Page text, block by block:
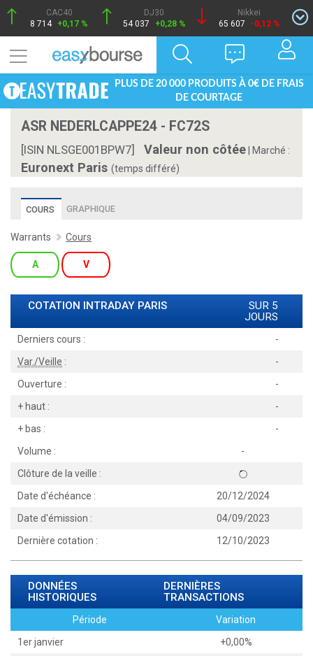
CAC40
8 714 +0,17 %
DJ30
54 037
+0,28 %
Nikkei
65 607
-0,12 %
PLUS DE 20 000 PRODUITS À 0€ DE FRAIS
DE COURTAGE
ASR NEDERLCAPPE24 - FC72S
[ISIN NLSGE001BPW7] Valeur non côtée Marché :
Euronext Paris (temps différé)
COURS GRAPHIQUE
Warrants Cours
A V
COTATION INTRADAY PARIS
SUR 5
JOURS
Derniers cours :
-
Var./Veille :
-
Ouverture :
-
+ haut :
-
+ bas :
-
Volume :
-
Clôture de la veille :
Date d'échéance :
20/12/2024
Date d'émission :
04/09/2023
Dernière cotation :
12/10/2023
DONNÉES
HISTORIQUES
DERNIÈRES
TRANSACTIONS
Période
Variation
1er janvier
+0,00%